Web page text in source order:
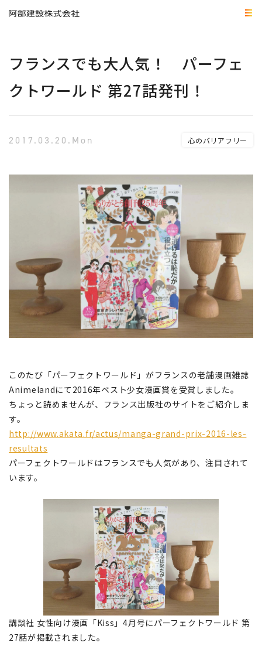
フランスでも大人気！ パーフェ
クトワールド 第27話発刊！
2017.03.20.Mon 心のバリアフリー
このたび「パーフェクトワールド」がフランスの老舗漫画雑誌
Animelandにて2016年ベスト少女漫画賞を受賞しました。
ちょっと読めませんが、フランス出版社のサイトをご紹介しま
す。
http://www.akata.fr/actus/manga-grand-prix-2016-les-
resultats
パーフェクトワールドはフランスでも人気があり、注目されて
います。
講談社 女性向け漫画「Kiss」4月号にパーフェクトワールド 第
27話が掲載されました。